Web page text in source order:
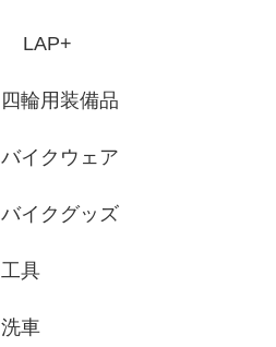
LAP+
四輪用装備品
バイクウェア
バイクグッズ
工具
洗車